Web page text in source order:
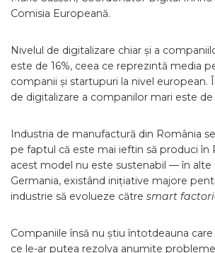
Comisia Europeană.
Nivelul de digitalizare chiar și a
este de 16%, ceea ce reprezintă media
companii și startupuri la nivel european.
de digitalizare a companilor mari este de
Industria de manufactură din România
pe faptul că este mai ieftin să produci în
acest model nu este sustenabil — în alte
Germania, existând inițiative majore
industrie să evolueze către smart
Companiile însă nu știu întotdeauna
ce le-ar putea rezolva anumite